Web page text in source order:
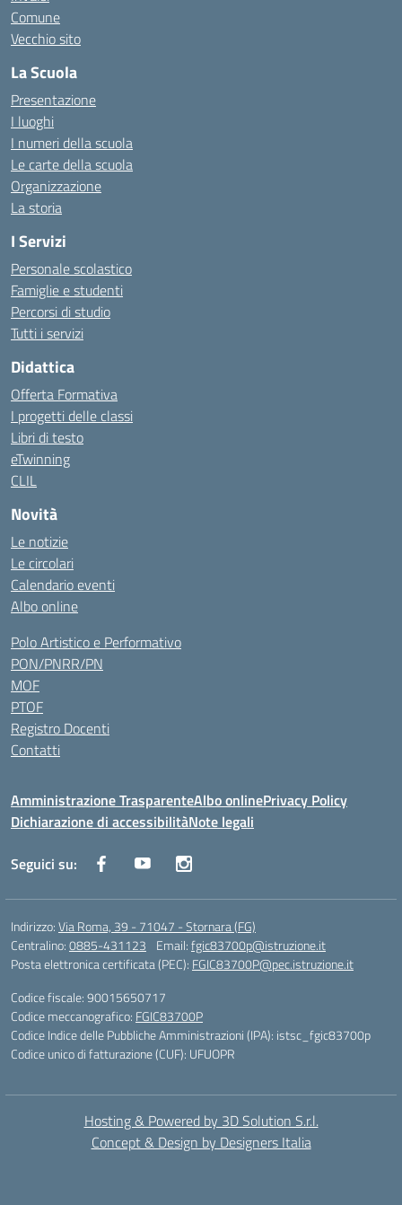
Comune
Vecchio sito
La Scuola
Presentazione
I luoghi
I numeri della scuola
Le carte della scuola
Organizzazione
La storia
I Servizi
Personale scolastico
Famiglie e studenti
Percorsi di studio
Tutti i servizi
Didattica
Offerta Formativa
I progetti delle classi
Libri di testo
eTwinning
CLIL
Novità
Le notizie
Le circolari
Calendario eventi
Albo online
Polo Artistico e Performativo
PON/PNRR/PN
MOF
PTOF
Registro Docenti
Contatti
Amministrazione TrasparenteAlbo onlinePrivacy Policy
Dichiarazione di accessibilitàNote legali
Seguici su:
Indirizzo:Via Roma, 39 - 71047 - Stornara (FG)
Centralino:0885-431123 Email:fgic83700p@istruzione.it
Posta elettronica certificata (PEC): FGIC83700P@pec.istruzione.it
Codice fiscale: 90015650717
Codice meccanografico: FGIC83700P
Codice Indice delle Pubbliche Amministrazioni (IPA): istsc_fgic83700p
Codice unico di fatturazione (CUF): UFUOPR
Hosting & Powered by 3D Solution S.r.l.
Concept & Design by Designers Italia